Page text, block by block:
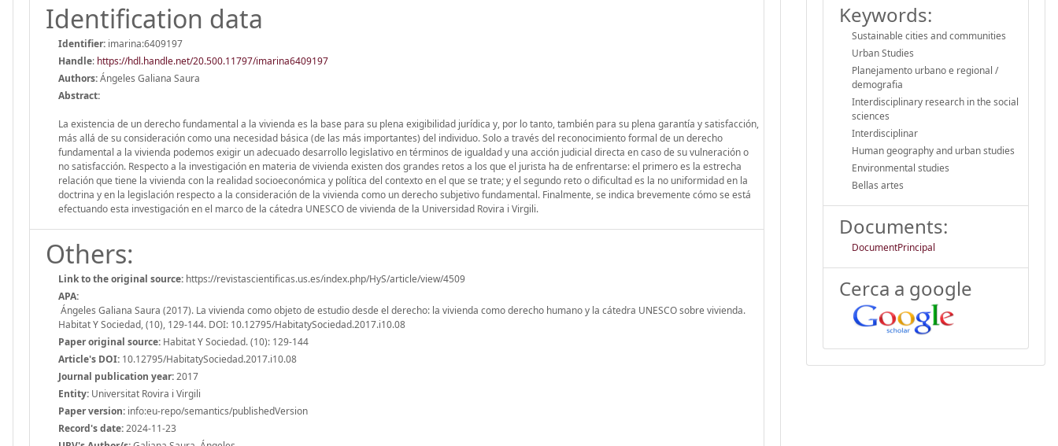
Identification data
Identifier: imarina:6409197
Handle: https://hdl.handle.net/20.500.11797/imarina6409197
Authors:Ángeles Galiana Saura
Abstract:
La existencia de un derecho fundamental a la vivienda es la base para su plena exigibilidad jurídica y, por lo tanto, también para su plena garantía y satisfacción,
más allá de su consideración como una necesidad básica (de las más importantes) del individuo. Solo a través del reconocimiento formal de un derecho
fundamental a la vivienda podemos exigir un adecuado desarrollo legislativo en términos de igualdad y una acción judicial directa en caso de su vulneración o
no satisfacción. Respecto a la investigación en materia de vivienda existen dos grandes retos a los que el jurista ha de enfrentarse: el primero es la estrecha
relación que tiene la vivienda con la realidad socioeconómica y política del contexto en el que se trate; y el segundo reto o dificultad es la no uniformidad en la
doctrina y en la legislación respecto a la consideración de la vivienda como un derecho subjetivo fundamental. Finalmente, se indica brevemente cómo se está
efectuando esta investigación en el marco de la cátedra UNESCO de vivienda de la Universidad Rovira i Virgili.
Others:
Link to the original source: https://revistascientificas.us.es/index.php/HyS/article/view/4509
APA:
Ángeles Galiana Saura (2017). La vivienda como objeto de estudio desde el derecho: la vivienda como derecho humano y la cátedra UNESCO sobre vivienda.
Habitat Y Sociedad, (10), 129-144. DOI: 10.12795/HabitatySociedad.2017.i10.08
Paper original source: Habitat Y Sociedad. (10): 129-144
Article's DOI: 10.12795/HabitatySociedad.2017.i10.08
Journal publication year:2017
Entity: Universitat Rovira i Virgili
Paper version: info:eu-repo/semantics/publishedVersion
Record's date:2024-11-23
Keywords:
Sustainable cities and communities
Urban Studies
Planejamento urbano e regional /
demografia
Interdisciplinary research in the social
sciences
Interdisciplinar
Human geography and urban studies
Environmental studies
Bellas artes
Documents:
DocumentPrincipal
Cerca a google